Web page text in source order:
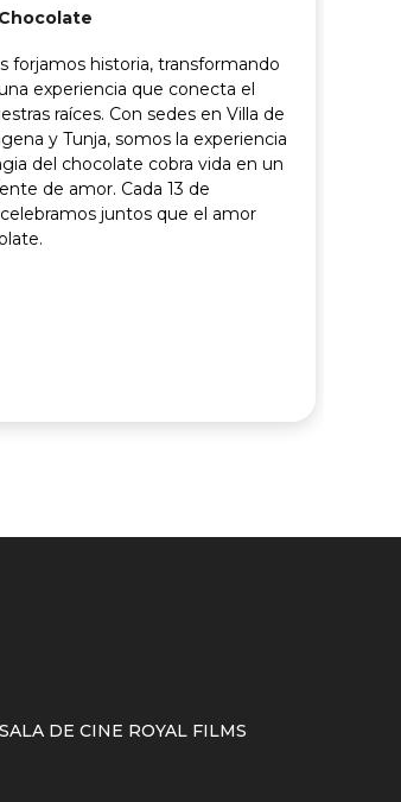
forjamos historia, transformando
experiencia que conecta el
raíces. Con sedes en Villa de
y Tunja, somos la experiencia
del chocolate cobra vida en un
de amor. Cada 13 de
juntos que el amor
DE CINE ROYAL FILMS